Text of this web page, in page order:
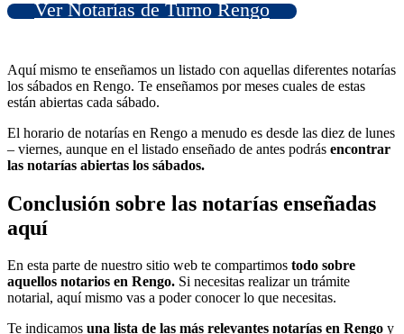
Ver Notarías de Turno Rengo
Aquí mismo te enseñamos un listado con aquellas diferentes notarías
los sábados en Rengo. Te enseñamos por meses cuales de estas
están abiertas cada sábado.
El horario de notarías en Rengo a menudo es desde las diez de lunes
– viernes, aunque en el listado enseñado de antes podrás encontrar
las notarías abiertas los sábados.
Conclusión sobre las notarías enseñadas
aquí
En esta parte de nuestro sitio web te compartimos todo sobre
aquellos notarios en Rengo. Si necesitas realizar un trámite
notarial, aquí mismo vas a poder conocer lo que necesitas.
Te indicamos una lista de las más relevantes notarías en Rengo y